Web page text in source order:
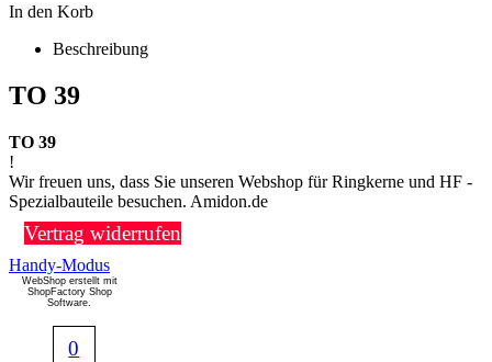
In den Korb
Beschreibung
TO 39
TO 39
!
Wir freuen uns, dass Sie unseren Webshop für Ringkerne und HF -
Spezialbauteile besuchen. Amidon.de
Vertrag widerrufen
Handy-Modus
WebShop erstellt mit
ShopFactory Shop
Software.
0